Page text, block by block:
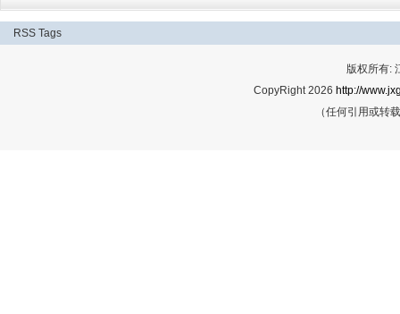
RSS Tags
版权所有:
CopyRight 2026 http://
（任何引用或转